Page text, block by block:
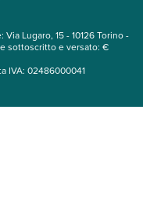
Lugaro, 15 - 10126 Torino -
sottoscritto e versato: €
IVA: 02486000041